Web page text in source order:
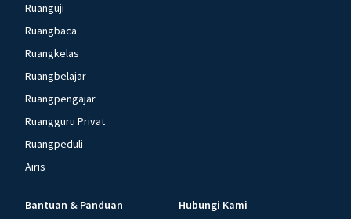
Ruanguji
Ruangbaca
Ruangkelas
Ruangbelajar
Ruangpengajar
Ruangguru Privat
Ruangpeduli
Airis
Bantuan & Panduan Hubungi Kami